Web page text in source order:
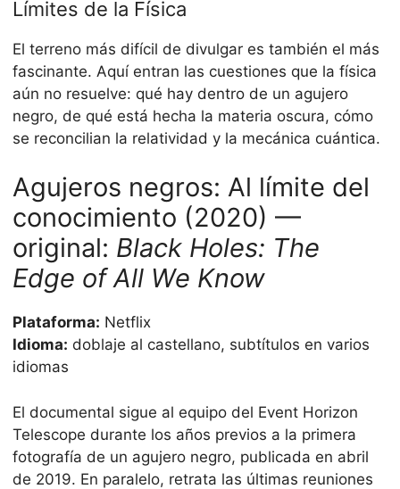
Límites de la Física
El terreno más difícil de divulgar es también el más
fascinante. Aquí entran las cuestiones que la física
aún no resuelve: qué hay dentro de un agujero
negro, de qué está hecha la materia oscura, cómo
se reconcilian la relatividad y la mecánica cuántica.
Agujeros negros: Al límite del
conocimiento (2020) —
original: Black Holes: The
Edge of All We Know
Plataforma: Netflix
Idioma: doblaje al castellano, subtítulos en varios
idiomas
El documental sigue al equipo del Event Horizon
Telescope durante los años previos a la primera
fotografía de un agujero negro, publicada en abril
de 2019. En paralelo, retrata las últimas reuniones